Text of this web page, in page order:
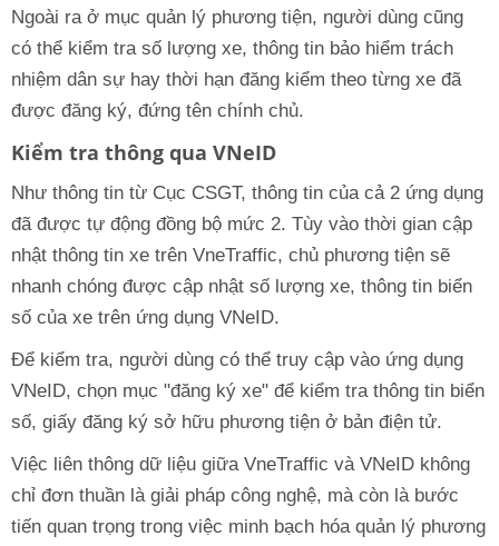
Ngoài ra ở mục quản lý phương tiện, người dùng cũng
có thể kiểm tra số lượng xe, thông tin bảo hiểm trách
nhiệm dân sự hay thời hạn đăng kiểm theo từng xe đã
được đăng ký, đứng tên chính chủ.
Kiểm tra thông qua VNeID
Như thông tin từ Cục CSGT, thông tin của cả 2 ứng dụng
đã được tự động đồng bộ mức 2. Tùy vào thời gian cập
nhật thông tin xe trên VneTraffic, chủ phương tiện sẽ
nhanh chóng được cập nhật số lượng xe, thông tin biển
số của xe trên ứng dụng VNeID.
Để kiểm tra, người dùng có thể truy cập vào ứng dụng
VNeID, chọn mục "đăng ký xe" để kiểm tra thông tin biển
số, giấy đăng ký sở hữu phương tiện ở bản điện tử.
Việc liên thông dữ liệu giữa VneTraffic và VNeID không
chỉ đơn thuần là giải pháp công nghệ, mà còn là bước
tiến quan trọng trong việc minh bạch hóa quản lý phương